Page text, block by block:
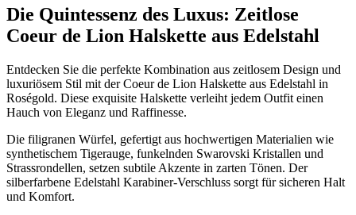
Die Quintessenz des Luxus: Zeitlose
Coeur de Lion Halskette aus Edelstahl
Entdecken Sie die perfekte Kombination aus zeitlosem Design und
luxuriösem Stil mit der Coeur de Lion Halskette aus Edelstahl in
Roségold. Diese exquisite Halskette verleiht jedem Outfit einen
Hauch von Eleganz und Raffinesse.
Die filigranen Würfel, gefertigt aus hochwertigen Materialien wie
synthetischem Tigerauge, funkelnden Swarovski Kristallen und
Strassrondellen, setzen subtile Akzente in zarten Tönen. Der
silberfarbene Edelstahl Karabiner-Verschluss sorgt für sicheren Halt
und Komfort.